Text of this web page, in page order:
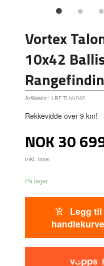
Vortex
10x42
Artikkelnr.: LRF-TLN1042
Rekkevidde over 9 km!
Pris
NOK30
inkl. mva.
På lager
Legg til